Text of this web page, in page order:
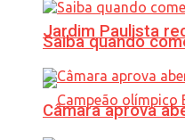
Jardim Paulista
Saiba quando
Câmara aprova